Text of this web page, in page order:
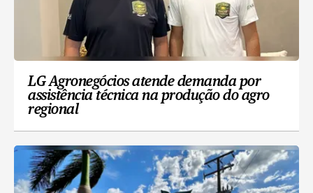
LG Agronegócios atende demanda por
assistência técnica na produção do agro
regional